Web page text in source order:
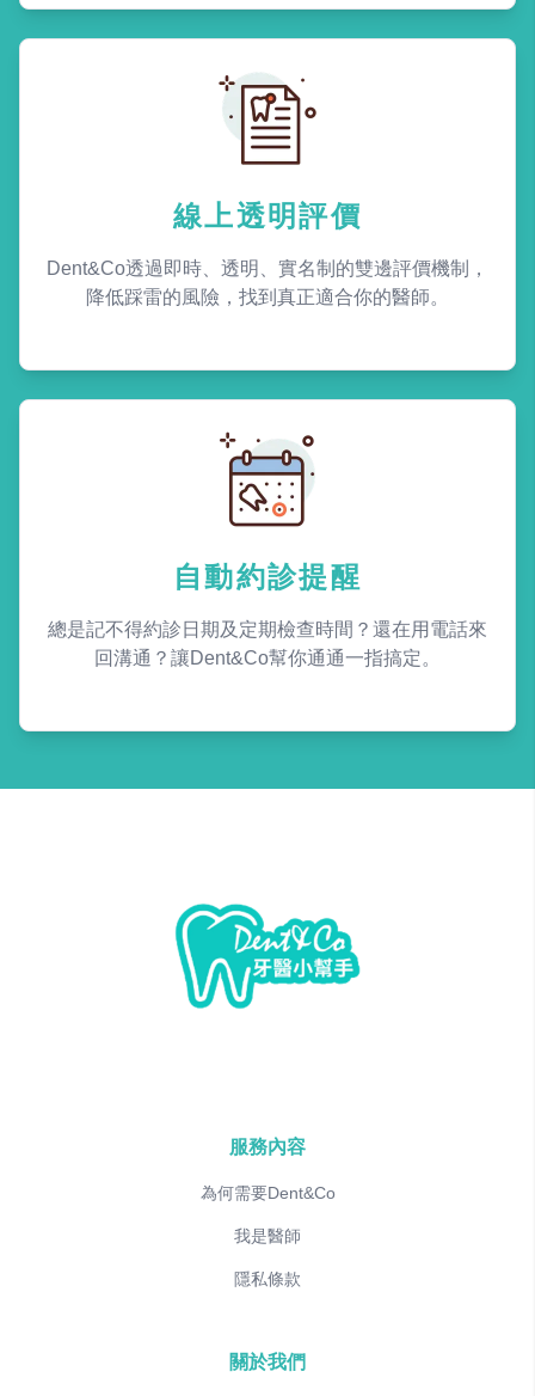
線上透明評價
Dent&Co透過即時、透明、實名制的雙邊評價機制，
降低踩雷的風險，找到真正適合你的醫師。
自動約診提醒
總是記不得約診日期及定期檢查時間？還在用電話來
回溝通？讓Dent&Co幫你通通一指搞定。
服務內容
為何需要Dent&Co
我是醫師
隱私條款
關於我們